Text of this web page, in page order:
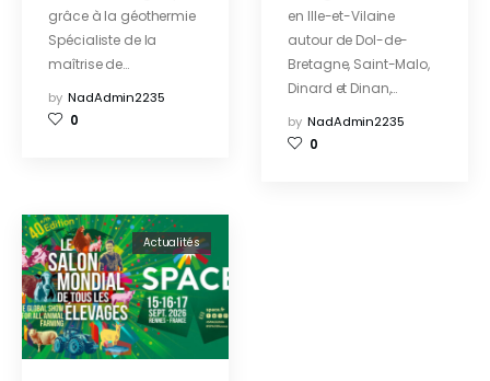
géothermie
grâce à la géothermie
Spécialiste de la
maîtrise de…
by NadAdmin2235
0
en Ille-et-Vilaine
autour de Dol-de-
Bretagne, Saint-Malo,
Dinard et Dinan,…
by NadAdmin2235
0
Actualités